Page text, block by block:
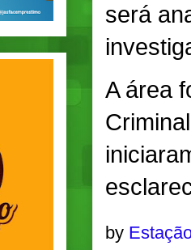
será
A área
by